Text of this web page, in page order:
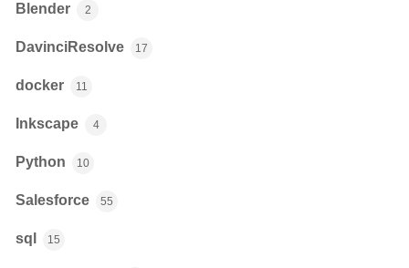
Blender 2
DavinciResolve 17
docker 11
Inkscape 4
Python 10
Salesforce 55
sql 15